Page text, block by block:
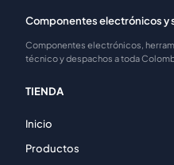
Componentes electrónicos y
Componentes electrónicos,
técnico y despachos a toda
TIENDA
Inicio
Productos